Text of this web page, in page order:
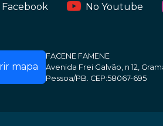
Facebook No Youtube
mapa
FACENE FAMENE
Avenida Frei Galvão, n 12,
Pessoa/PB. CEP:58067-695